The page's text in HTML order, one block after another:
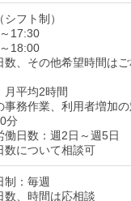
フト制）
17:30
18:00
数、その他希望時間はご
月平均2時間
事務作業、利用者増加
分
働日数：週2日～週5日
数について相談可
制：毎週
数、時間は応相談